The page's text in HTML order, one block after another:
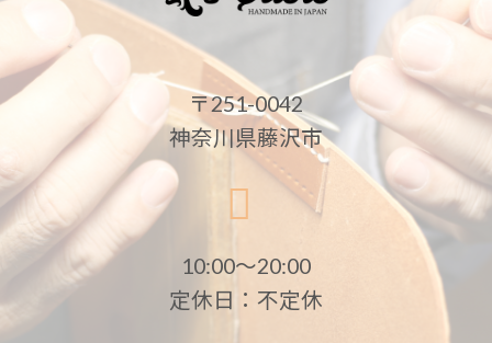
〒251-0042
神奈川県藤沢市
10:00〜20:00
定休日：不定休